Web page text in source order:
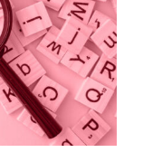
“El
la ciutat